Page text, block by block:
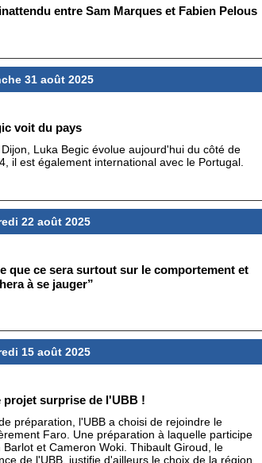
entre Sam Marques et Fabien Pelous
31 août 2025
voit du pays
Luka Begic évolue aujourd'hui du côté de
il est également international avec le Portugal.
22 août 2025
que ce sera surtout sur le comportement et
à se jauger”
15 août 2025
projet surprise de l'UBB !
préparation, l'UBB a choisi de rejoindre le
Faro. Une préparation à laquelle participe
et Cameron Woki. Thibault Giroud, le
de l'UBB, justifie d'ailleurs le choix de la région